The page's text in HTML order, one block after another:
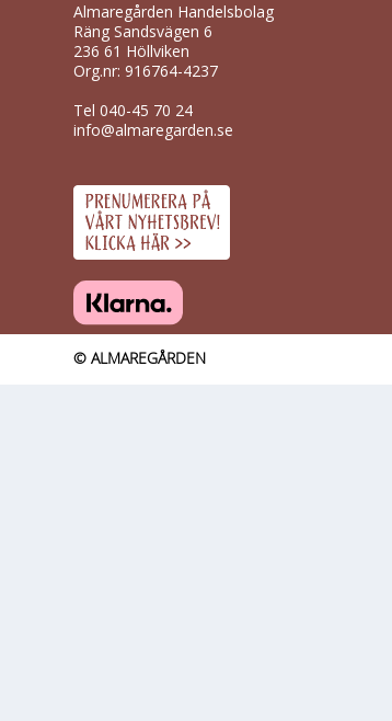
Almaregården Handelsbolag
Räng Sandsvägen 6
236 61 Höllviken
Org.nr: 916764-4237
Tel040-45 70 24
info@almaregarden.se
© ALMAREGÅRDEN